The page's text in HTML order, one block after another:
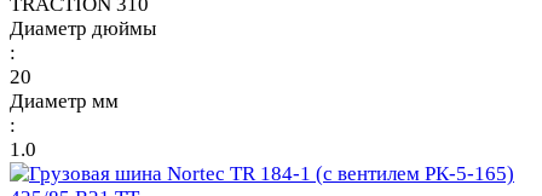
TRACTION 310
Диаметр дюймы
:
20
Диаметр мм
:
1.0